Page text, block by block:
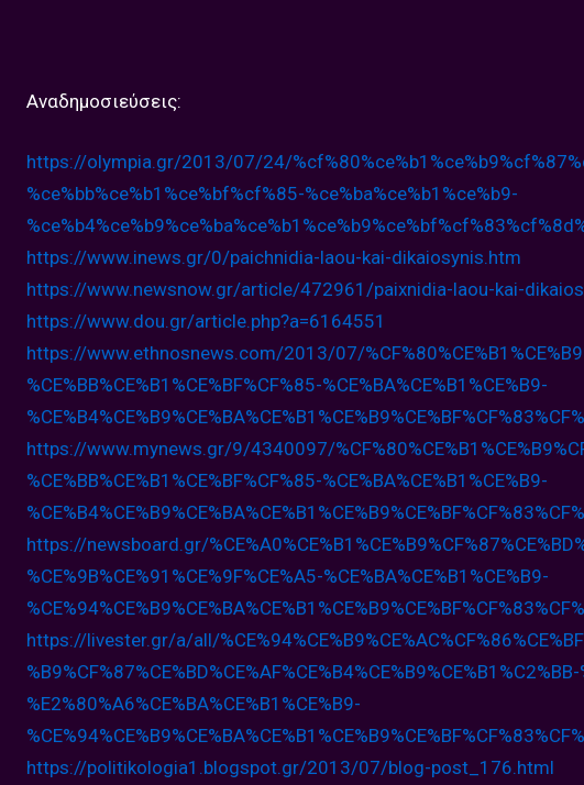
Aναδημοσιεύσεις:
https://olympia.gr/2013/07/24/%
%ce%bb%ce%b1%ce%bf%cf%85-%ce%ba%ce%b1%ce%b9-
%ce%b4%ce%b9%ce%ba%ce%b1%ce%b9%ce%bf%cf%83%cf%
https://www.inews.gr/0/paichnidia-laou-kai-dikaiosynis.htm
https://www.newsnow.gr/article/472961/paixnidia-laou-kai-
https://www.dou.gr/article.php?a=6164551
https://www.ethnosnews.com/2013/07/
%CE%BB%CE%B1%CE%BF%CF%85-%CE%BA%CE%B1%CE%B9-
%CE%B4%CE%B9%CE%BA%CE%B1%CE%B9%CE%BF%CF%
https://www.mynews.gr/9/4340097/
%CE%BB%CE%B1%CE%BF%CF%85-%CE%BA%CE%B1%CE%B9-
%CE%B4%CE%B9%CE%BA%CE%B1%CE%B9%CE%BF%CF%
https://newsboard.gr/%CE%A0%CE%
%CE%9B%CE%91%CE%9F%CE%A5-%CE%BA%CE%B1%CE%B9-
%CE%94%CE%B9%CE%BA%CE%B1%
https://livester.gr/a/all/%CE%
%B9%CF%87%CE%BD%CE%AF%CE%B4%CE%B9%CE%B1%C2%BB-
%E2%80%A6%CE%BA%CE%B1%CE%B9-
%CE%94%CE%B9%CE%BA%CE%B1%CE%B9%
https://politikologia1. blogspot.gr/2013/07/blog-post_ 176.html